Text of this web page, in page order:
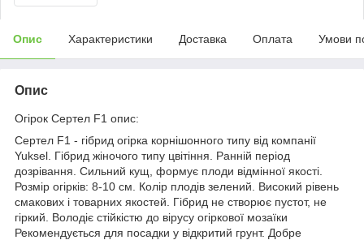
Опис Характеристики Доставка Оплата Умови
Опис
Огірок Сертел F1 опис:
Сертел F1 - гібрид огірка корнішонного типу від компанії
Yuksel. Гібрид жіночого типу цвітіння. Ранній період
дозрівання. Сильний кущ, формує плоди відмінної якості.
Розмір огірків: 8-10 см. Колір плодів зелений. Високий рівень
смакових і товарних якостей. Гібрид не створює пустот, не
гіркий. Володіє стійкістю до вірусу огіркової мозаїки
Рекомендується для посадки у відкритий грунт. Добре